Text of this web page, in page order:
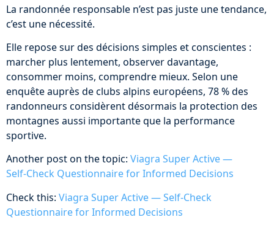
La randonnée responsable n’est pas juste une tendance,
c’est une nécessité.
Elle repose sur des décisions simples et conscientes :
marcher plus lentement, observer davantage,
consommer moins, comprendre mieux. Selon une
enquête auprès de clubs alpins européens, 78 % des
randonneurs considèrent désormais la protection des
montagnes aussi importante que la performance
sportive.
Another post on the topic: Viagra Super Active —
Self‑Check Questionnaire for Informed Decisions
Check this: Viagra Super Active — Self‑Check
Questionnaire for Informed Decisions